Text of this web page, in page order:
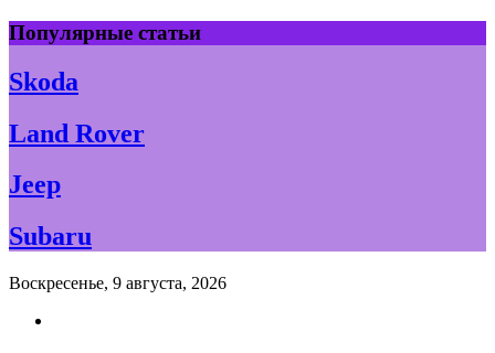
Skip
to
content
Популярные статьи
Skoda
Land Rover
Jeep
Subaru
Воскресенье, 9 августа, 2026